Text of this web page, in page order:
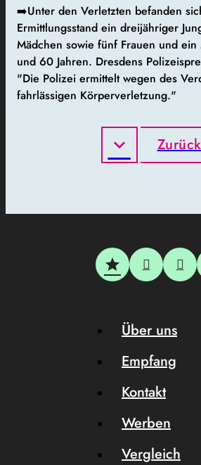
➡️Unter den Verletzten befanden
Ermittlungsstand ein dreijähriger
Mädchen sowie fünf Frauen und
und 60 Jahren. Dresdens
"Die Polizei ermittelt wegen des
fahrlässigen Körperverletzung."
Zurück
Über uns
Empfang
Kontakt
Werben
Vergleich